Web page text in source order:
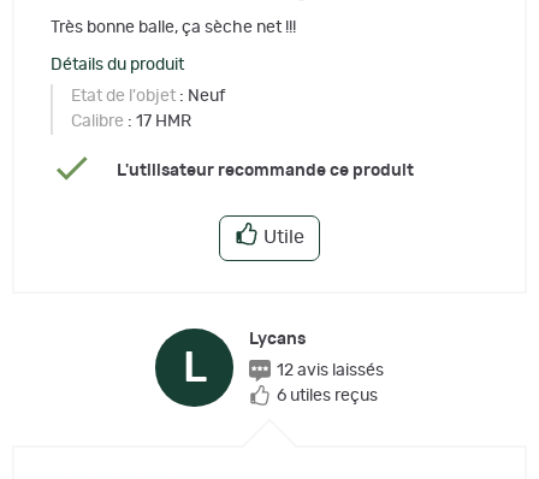
Très bonne balle, ça sèche net !!!
Détails du produit
Etat de l'objet : Neuf
Calibre : 17 HMR
L'utilisateur recommande ce produit
Utile
L
Lycans
12 avis laissés
6 utiles reçus